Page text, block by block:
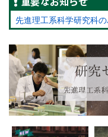
先進理工系科学研究科